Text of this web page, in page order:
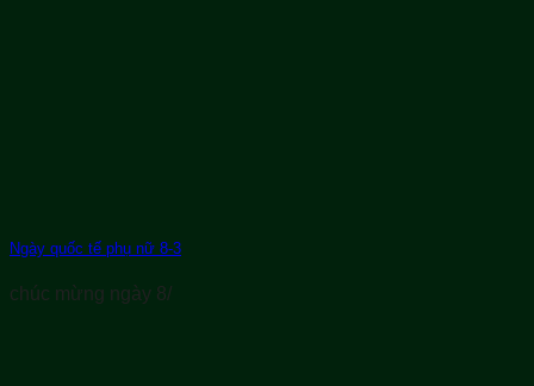
Ngày quốc tế phụ nữ 8-3
chúc mừng ngày 8/